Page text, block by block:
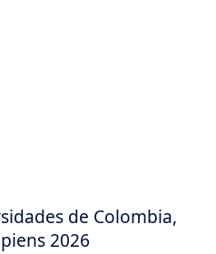
de Colombia,
2026